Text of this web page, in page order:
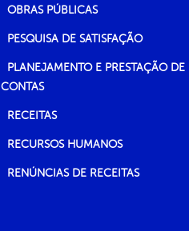
OBRAS PÚBLICAS
PESQUISA DE SATISFAÇÃO
PLANEJAMENTO E PRESTAÇÃO DE
CONTAS
RECEITAS
RECURSOS HUMANOS
RENÚNCIAS DE RECEITAS